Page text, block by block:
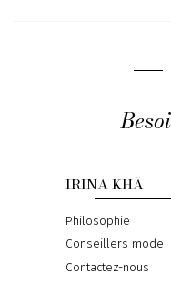
IRINA KHÄ
Philosophie
Conseillers mode
Contactez-nous